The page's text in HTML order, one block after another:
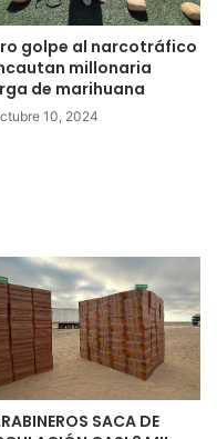
golpe al narcotráfico
millonaria
de marihuana
10, 2024
SACA DE